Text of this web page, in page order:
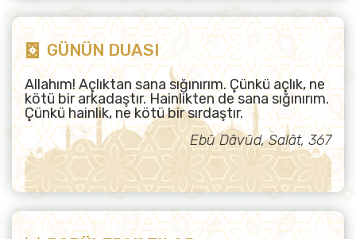
GÜNÜN DUASI
Allahım! Açlıktan sana sığınırım. Çünkü açlık, ne
kötü bir arkadaştır. Hainlikten de sana sığınırım.
Çünkü hainlik, ne kötü bir sırdaştır.
Ebû Dâvûd, Salât, 367